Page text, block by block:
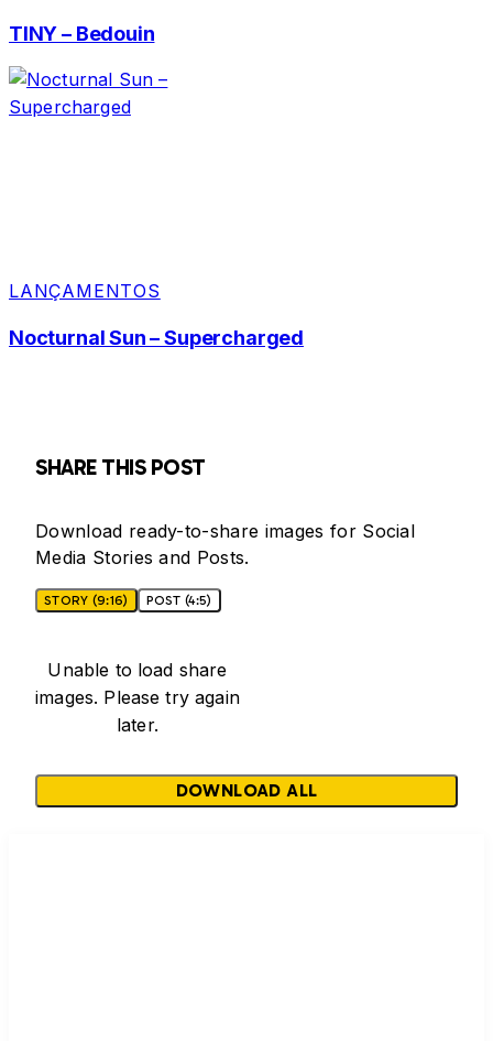
TINY – Bedouin
LANÇAMENTOS
Nocturnal Sun – Supercharged
SHARE THIS POST
Download ready-to-share images for Social
Media Stories and Posts.
STORY (9:16) POST (4:5)
Unable to load share
images. Please try again
later.
DOWNLOAD ALL